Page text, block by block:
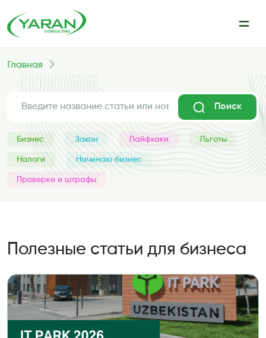
Главная
Поиск
Бизнес Закон Лайфхаки Льготы
Налоги Начинаю бизнес
Проверки и штрафы
Полезные статьи для бизнеса